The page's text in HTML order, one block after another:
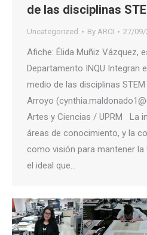
de las disciplinas
Uncategorized By ARCI 27/09/
Afiche: Élida Muñiz Vázquez,
Departamento INQU Integran
medio de las disciplinas
Arroyo
Artes y Ciencias / UPRM La
áreas de conocimiento, y la
como visión para mantener la
el ideal que…